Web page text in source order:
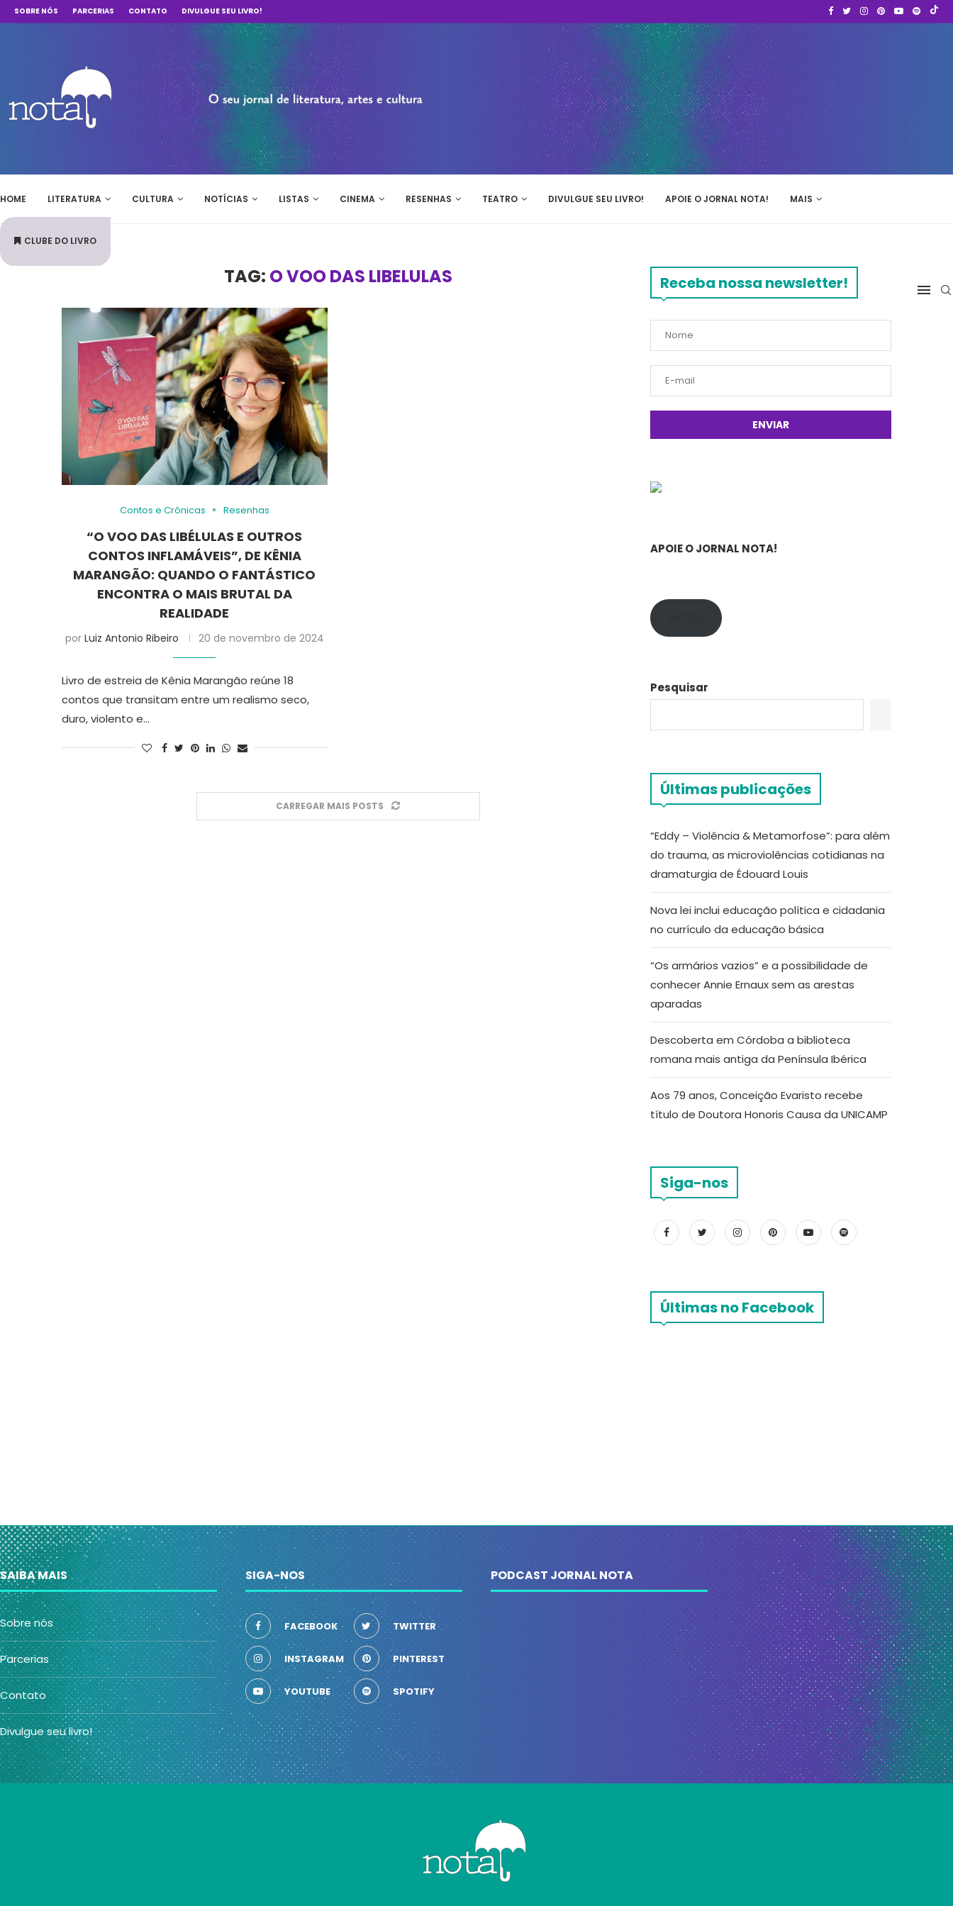
SOBRE NÓS PARCERIAS CONTATO DIVULGUE SEU LIVRO!
HOME LITERATURA CULTURA NOTÍCIAS LISTAS CINEMA RESENHAS TEATRO DIVULGUE SEU LIVRO! APOIE O JORNAL NOTA! MAIS
CLUBE DO LIVRO
TAG: O VOO DAS LIBELULAS
Contos e Crônicas Resenhas
“O VOO DAS LIBÉLULAS E OUTROS
CONTOS INFLAMÁVEIS”, DE KÊNIA
MARANGÃO: QUANDO O FANTÁSTICO
ENCONTRA O MAIS BRUTAL DA
REALIDADE
por Luiz Antonio Ribeiro 20 de novembro de 2024
Livro de estreia de Kênia Marangão reúne 18
contos que transitam entre um realismo seco,
duro, violento e…
CARREGAR MAIS POSTS
Receba nossa newsletter!
APOIE O JORNAL NOTA!
Pesquisar
Últimas publicações
“Eddy – Violência & Metamorfose”: para além
do trauma, as microviolências cotidianas na
dramaturgia de Édouard Louis
Nova lei inclui educação política e cidadania
no currículo da educação básica
“Os armários vazios” e a possibilidade de
conhecer Annie Ernaux sem as arestas
aparadas
Descoberta em Córdoba a biblioteca
romana mais antiga da Península Ibérica
Aos 79 anos, Conceição Evaristo recebe
título de Doutora Honoris Causa da UNICAMP
Siga-nos
Últimas no Facebook
SAIBA MAIS
Sobre nós
Parcerias
Contato
Divulgue seu livro!
SIGA-NOS
FACEBOOK TWITTER
INSTAGRAM PINTEREST
YOUTUBE SPOTIFY
PODCAST JORNAL NOTA